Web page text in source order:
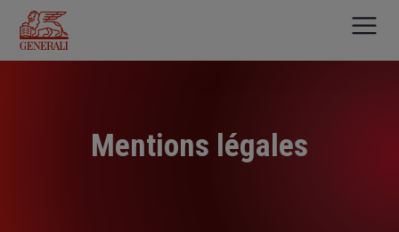
contenu
principal
Mentions légales